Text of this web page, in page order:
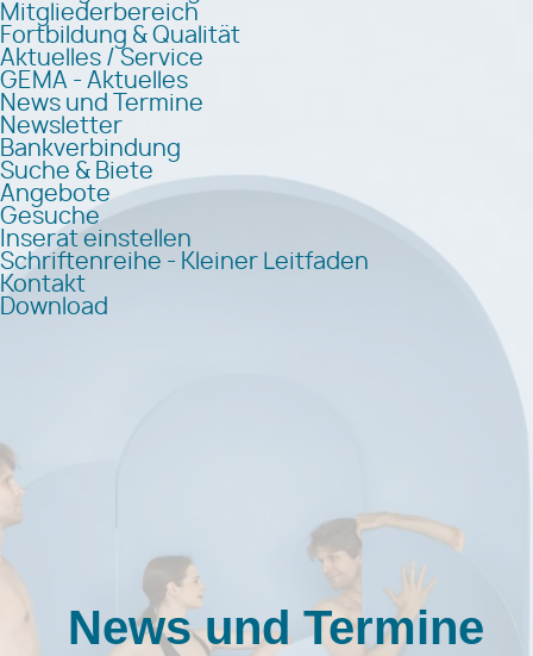
Mitgliederbereich
Fortbildung & Qualität
Aktuelles / Service
GEMA - Aktuelles
News und Termine
Newsletter
Bankverbindung
Suche & Biete
Angebote
Gesuche
Inserat einstellen
Schriftenreihe - Kleiner Leitfaden
Kontakt
Download
News und Termine